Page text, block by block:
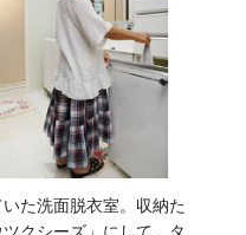
た洗面脱衣室。収納た